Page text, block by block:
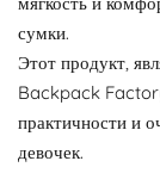
сумки.
Этот продукт,
Backpack
практичности и
девочек.